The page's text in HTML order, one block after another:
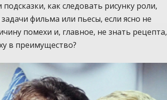
как следовать рисунку роли,
фильма или пьесы, если ясно не
помехи и, главное, не знать рецепта,
в преимущество?